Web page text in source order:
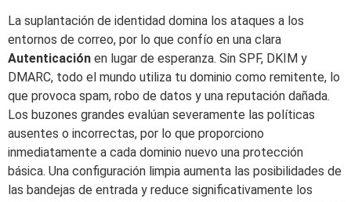
La suplantación de identidad domina los ataques a los
entornos de correo, por lo que confío en una clara
Autenticación en lugar de esperanza. Sin SPF, DKIM y
DMARC, todo el mundo utiliza tu dominio como remitente, lo
que provoca spam, robo de datos y una reputación dañada.
Los buzones grandes evalúan severamente las políticas
ausentes o incorrectas, por lo que proporciono
inmediatamente a cada dominio nuevo una protección
básica. Una configuración limpia aumenta las posibilidades de
las bandejas de entrada y reduce significativamente los